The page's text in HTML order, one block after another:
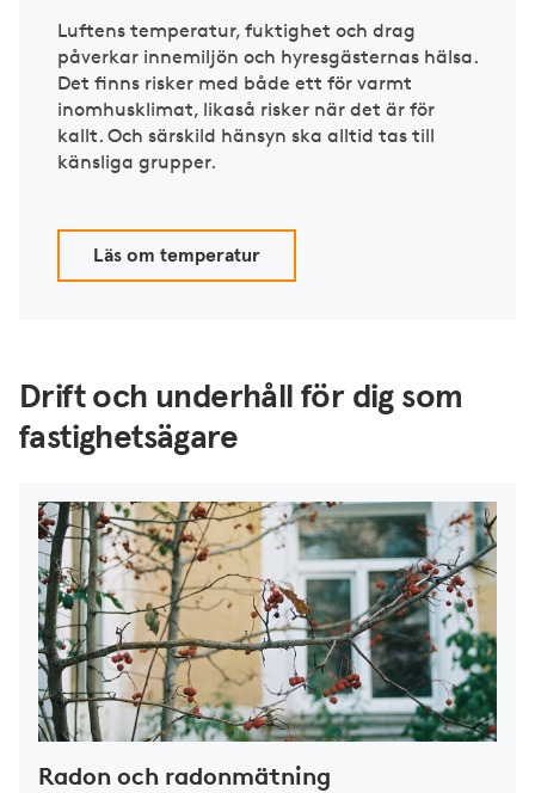
Luftens temperatur, fuktighet och drag
påverkar innemiljön och hyresgästernas hälsa.
Det finns risker med både ett för varmt
inomhusklimat, likaså risker när det är för
kallt. Och särskild hänsyn ska alltid tas till
känsliga grupper.
Läs om temperatur
Drift och underhåll för dig som
fastighetsägare
Radon och radonmätning